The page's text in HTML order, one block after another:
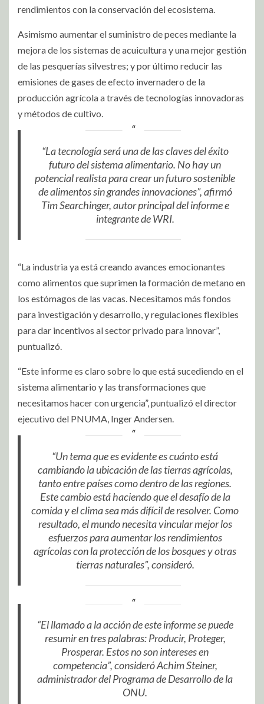
rendimientos con la conservación del ecosistema.
Asimismo aumentar el suministro de peces mediante la
mejora de los sistemas de acuicultura y una mejor gestión
de las pesquerías silvestres; y por último reducir las
emisiones de gases de efecto invernadero de la
producción agrícola a través de tecnologías innovadoras
y métodos de cultivo.
“La tecnología será una de las claves del éxito
futuro del sistema alimentario. No hay un
potencial realista para crear un futuro sostenible
de alimentos sin grandes innovaciones”, afirmó
Tim Searchinger, autor principal del informe e
integrante de WRI.
“La industria ya está creando avances emocionantes
como alimentos que suprimen la formación de metano en
los estómagos de las vacas. Necesitamos más fondos
para investigación y desarrollo, y regulaciones flexibles
para dar incentivos al sector privado para innovar”,
puntualizó.
“Este informe es claro sobre lo que está sucediendo en el
sistema alimentario y las transformaciones que
necesitamos hacer con urgencia”, puntualizó el director
ejecutivo del PNUMA, Inger Andersen.
“Un tema que es evidente es cuánto está
cambiando la ubicación de las tierras agrícolas,
tanto entre países como dentro de las regiones.
Este cambio está haciendo que el desafío de la
comida y el clima sea más difícil de resolver. Como
resultado, el mundo necesita vincular mejor los
esfuerzos para aumentar los rendimientos
agrícolas con la protección de los bosques y otras
tierras naturales”, consideró.
“El llamado a la acción de este informe se puede
resumir en tres palabras: Producir, Proteger,
Prosperar. Estos no son intereses en
competencia”, consideró Achim Steiner,
administrador del Programa de Desarrollo de la
ONU.